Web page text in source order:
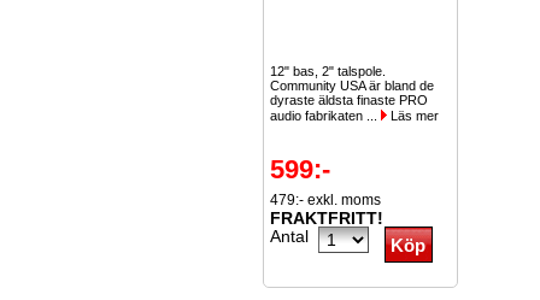
12" bas, 2" talspole.
Community USA är bland de
dyraste äldsta finaste PRO
audio fabrikaten ...
Läs mer
599:-
479:- exkl. moms
FRAKTFRITT!
Antal